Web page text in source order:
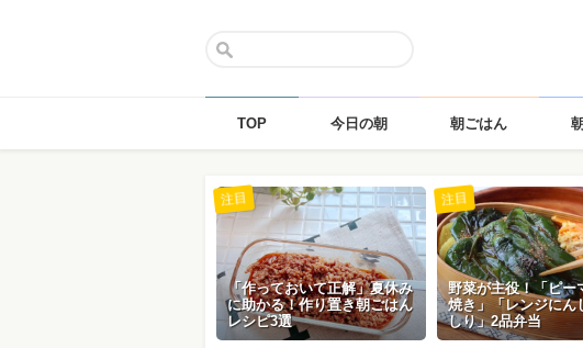
TOP 今日の朝 朝ごはん
「作っておいて正解」夏休み
に助かる！作り置き朝ごはん
レシピ3選
注目
野菜が主役！「ピー
焼き」「レンジにん
しり」2品弁当
注目